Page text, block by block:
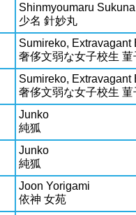
Shinmyoumaru Sukuna
少名 針妙丸
Sumireko,
奢侈文弱な女子校生 菫
Sumireko,
奢侈文弱な女子校生 菫
Junko
純狐
Junko
純狐
Joon Yorigami
依神 女苑